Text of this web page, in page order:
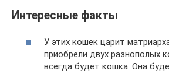
Интересные факты
У этих кошек царит
приобрели двух разнополых
всегда будет кошка. Она